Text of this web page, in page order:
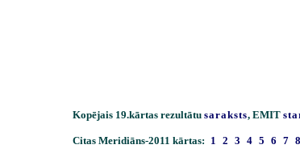
Kopējais 19.kārtas rezultātu saraksts, EMIT
Citas Meridiāns-2011 kārtas: 1 2 3 4 5 6 7 8